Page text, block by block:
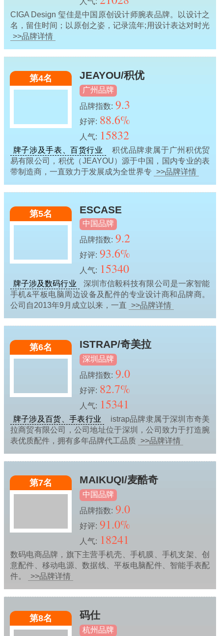
CIGA Design 玺佳是中国原创设计师腕表品牌。以设计之
名，留住时间；以原创之姿，记录流年;用设计表达对时光
>>品牌详情
第4名 JEAYOU/积优
广州品牌
品牌指数: 9.3
好评: 88.6%
人气: 15832
牌子涉及手表、百货行业
积优品牌隶属于广州积优贸
易有限公司，积优（JEAYOU）源于中国，国内专业的表
带制造商，一直致力于发展成为全世界专 >>品牌详情
第5名 ESCASE
中国品牌
品牌指数: 9.2
好评: 93.6%
人气: 15340
牌子涉及数码行业
深圳市信毅科技有限公司是一家智能
手机&平板电脑周边设备及配件的专业设计商和品牌商。
公司自2013年9月成立以来，一直 >>品牌详情
第6名 ISTRAP/奇美拉
深圳品牌
品牌指数: 9.0
好评: 82.7%
人气: 15341
牌子涉及百货、手表行业
istrap品牌隶属于深圳市奇美
拉商贸有限公司，公司地址位于深圳，公司致力于打造腕
表优质配件，拥有多年品牌代工品质 >>品牌详情
第7名 MAIKUQI/麦酷奇
中国品牌
品牌指数: 9.0
好评: 91.0%
人气: 18241
数码电商品牌，旗下主营手机壳、手机膜、手机支架、创
意配件、移动电源、数据线、平板电脑配件、智能手表配
件。
>>品牌详情
第8名 码仕
杭州品牌